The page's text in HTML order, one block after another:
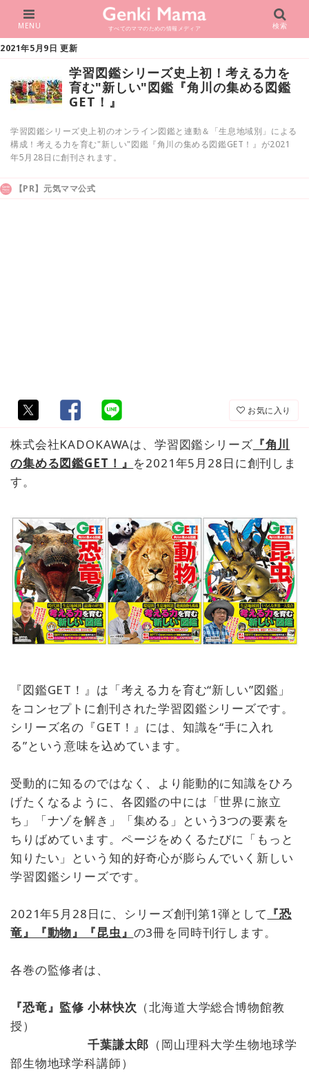
すべてのママのための情報メディア
MENU 検索
2021年5月9日 更新
学習図鑑シリーズ史上初！考える力を
育む"新しい"図鑑『角川の集める図鑑
GET！』
学習図鑑シリーズ史上初のオンライン図鑑と連動＆「生息地域別」による
構成！考える力を育む"新しい"図鑑『角川の集める図鑑GET！』が2021
年5月28日に創刊されます。
【PR】元気ママ公式
お気に入り
​株式会社KADOKAWAは、学習図鑑シリーズ 『角川
の集める図鑑GET！』 を2021年5月28日に創刊しま
す。
『図鑑GET！』は「考える力を育む“新しい”図鑑」
をコンセプトに創刊された学習図鑑シリーズです。
シリーズ名の『GET！』には、知識を“手に入れ
る”という意味を込めています。
受動的に知るのではなく、より能動的に知識をひろ
げたくなるように、各図鑑の中には「世界に旅立
ち」「ナゾを解き」「集める」という3つの要素を
ちりばめています。ページをめくるたびに「もっと
知りたい」という知的好奇心が膨らんでいく新しい
学習図鑑シリーズです。
2021年5月28日に、シリーズ創刊第1弾として 『恐
竜』『動物』『昆虫』 の3冊を同時刊行します。
各巻の監修者は、
『恐竜』監修 小林快次 （北海道大学総合博物館教
授）
千葉謙太郎 （岡山理科大学生物地球学
部生物地球学科講師）